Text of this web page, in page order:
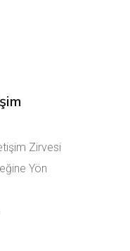
Zirvesi
Yön